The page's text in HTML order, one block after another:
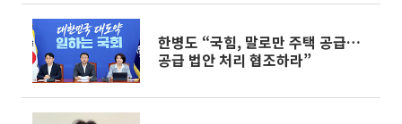
한병도 “국힘, 말로만 주택 공급…
공급 법안 처리 협조하라”